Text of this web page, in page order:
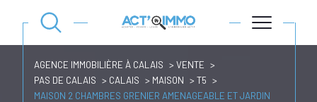
AGENCE IMMOBILIÈRE À CALAIS
VENTE
PAS DE CALAIS
CALAIS MAISON
T5
MAISON 2 CHAMBRES GRENIER AMENAGEABLE ET JARDIN